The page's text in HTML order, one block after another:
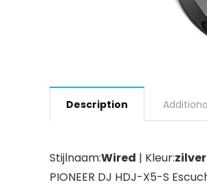
Description
Stijlnaam:Wired | Kleur:zilver
PIONEER DJ HDJ-X5-S